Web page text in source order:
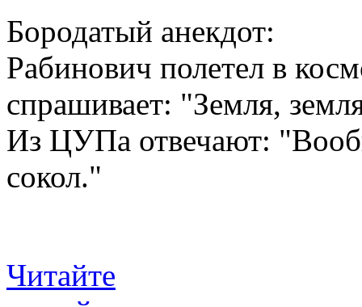
Бородатый анекдот:
Рабинович полетел в
спрашивает: "Земля,
Из ЦУПа отвечают:
сокол."
Читайте